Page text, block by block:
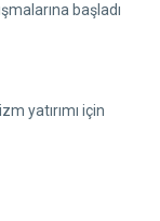
başladı
yatırımı için